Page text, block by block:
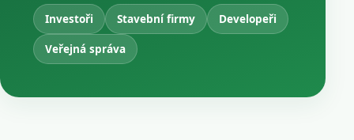
Investoři Stavební firmy
Developeři
Veřejná správa